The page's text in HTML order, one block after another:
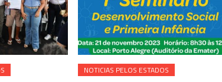
NOTICIAS PELOS ESTADOS